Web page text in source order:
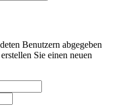
Benutzern abgegeben
Sie einen neuen